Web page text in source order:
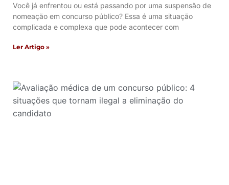
Você já enfrentou ou está passando por uma suspensão de
nomeação em concurso público? Essa é uma situação
complicada e complexa que pode acontecer com
Ler Artigo »